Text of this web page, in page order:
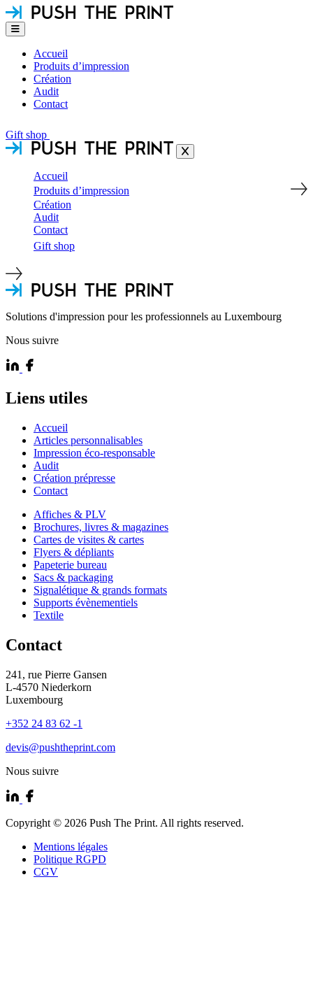
Accueil
Produits d’impression
Création
Audit
Contact
Gift shop
Accueil
Produits d’impression
Création
Audit
Contact
Gift shop
Solutions d'impression pour les professionnels au Luxembourg
Nous suivre
Liens utiles
Accueil
Articles personnalisables
Impression éco-responsable
Audit
Création prépresse
Contact
Affiches & PLV
Brochures, livres & magazines
Cartes de visites & cartes
Flyers & dépliants
Papeterie bureau
Sacs & packaging
Signalétique & grands formats
Supports évènementiels
Textile
Contact
241, rue Pierre Gansen
L-4570 Niederkorn
Luxembourg
+352 24 83 62 -1
devis@pushtheprint.com
Nous suivre
Copyright © 2026 Push The Print. All rights reserved.
Mentions légales
Politique RGPD
CGV